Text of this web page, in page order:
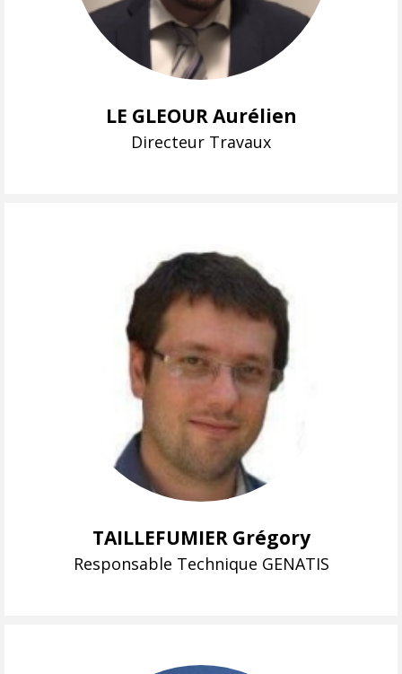
LE GLEOUR Aurélien
Directeur Travaux
TAILLEFUMIER Grégory
Responsable Technique GENATIS